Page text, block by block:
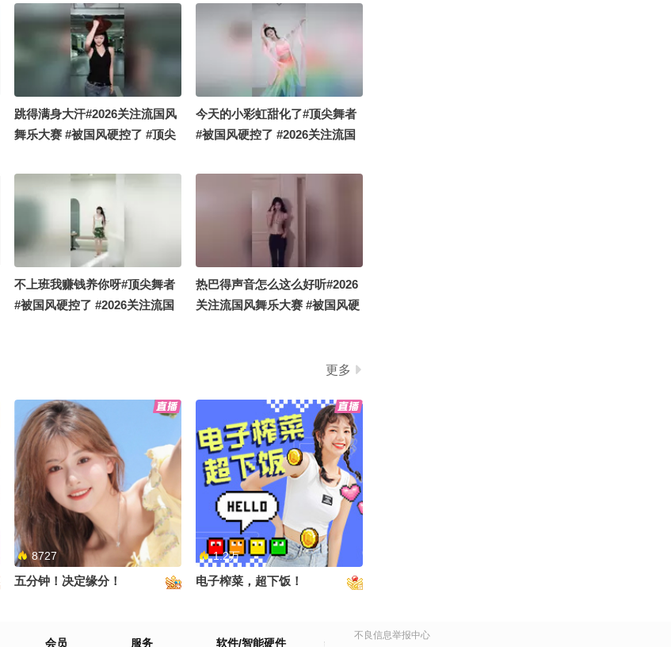
跳得满身大汗#2026关注流国风
舞乐大赛 #被国风硬控了 #顶尖
今天的小彩虹甜化了#顶尖舞者
#被国风硬控了 #2026关注流国
不上班我赚钱养你呀#顶尖舞者
#被国风硬控了 #2026关注流国
热巴得声音怎么这么好听#2026
关注流国风舞乐大赛 #被国风硬
这阵风刚刚好～#2026关注流国
风舞乐大赛 #被国风硬控了 #顶
尖舞者
一秒进入“晴川”的世界#2026关
注流国风舞乐大赛 #被国风硬控
了 #顶尖舞者
更多
8727
五分钟！决定缘分！
1.2万
电子榨菜，超下饭！
会员 服务 软件/智能硬件
不良信息举报中心